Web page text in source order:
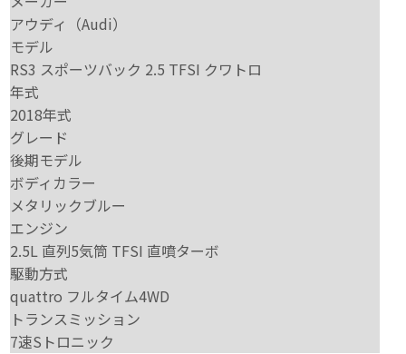
アウディ（Audi）
モデル
RS3 スポーツバック 2.5 TFSI クワトロ
年式
2018年式
グレード
後期モデル
ボディカラー
メタリックブルー
エンジン
2.5L 直列5気筒 TFSI 直噴ターボ
駆動方式
quattro フルタイム4WD
トランスミッション
7速Sトロニック